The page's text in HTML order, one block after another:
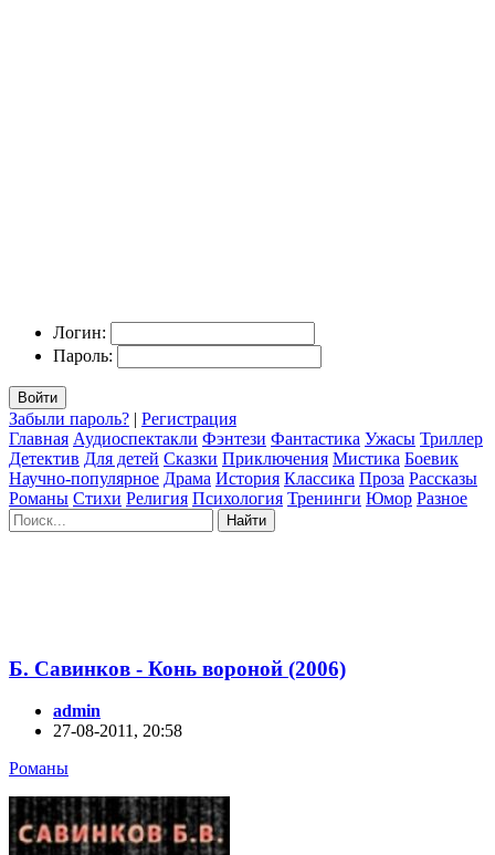
Логин:
Пароль:
Войти
Забыли пароль? | Регистрация
Главная Аудиоспектакли Фэнтези Фантастика Ужасы Триллер
Детектив Для детей Сказки Приключения Мистика Боевик
Научно-популярное Драма История Классика Проза Рассказы
Романы Стихи Религия Психология Тренинги Юмор Разное
Найти
Б. Савинков - Конь вороной (2006)
admin
27-08-2011, 20:58
Романы